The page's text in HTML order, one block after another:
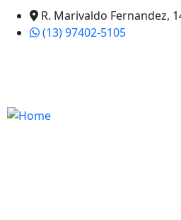
R. Marivaldo Fernandez,
(13) 97402-5105